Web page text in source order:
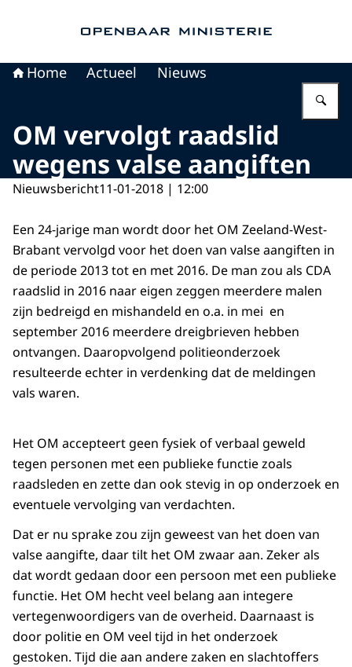
Home Actueel Nieuws
OM vervolgt raadslid
wegens valse aangiften
Nieuwsbericht11-01-2018 | 12:00
Een 24-jarige man wordt door het OM Zeeland-West-
Brabant vervolgd voor het doen van valse aangiften in
de periode 2013 tot en met 2016. De man zou als CDA
raadslid in 2016 naar eigen zeggen meerdere malen
zijn bedreigd en mishandeld en o.a. in mei en
september 2016 meerdere dreigbrieven hebben
ontvangen. Daaropvolgend politieonderzoek
resulteerde echter in verdenking dat de meldingen
vals waren.
Het OM accepteert geen fysiek of verbaal geweld
tegen personen met een publieke functie zoals
raadsleden en zette dan ook stevig in op onderzoek en
eventuele vervolging van verdachten.
Dat er nu sprake zou zijn geweest van het doen van
valse aangifte, daar tilt het OM zwaar aan. Zeker als
dat wordt gedaan door een persoon met een publieke
functie. Het OM hecht veel belang aan integere
vertegenwoordigers van de overheid. Daarnaast is
door politie en OM veel tijd in het onderzoek
gestoken. Tijd die aan andere zaken en slachtoffers